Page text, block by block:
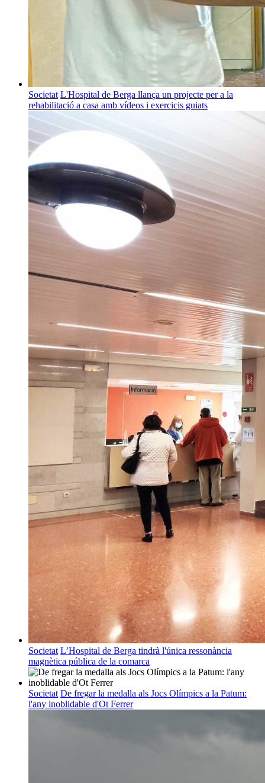
Societat L'Hospital de Berga llança un projecte per a la
rehabilitació a casa amb vídeos i exercicis guiats
Societat L’Hospital de Berga tindrà l'única ressonància
magnètica pública de la comarca
Societat De fregar la medalla als Jocs Olímpics a la Patum:
l'any inoblidable d'Ot Ferrer